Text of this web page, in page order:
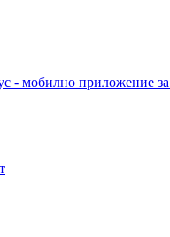
- мобилно приложение за